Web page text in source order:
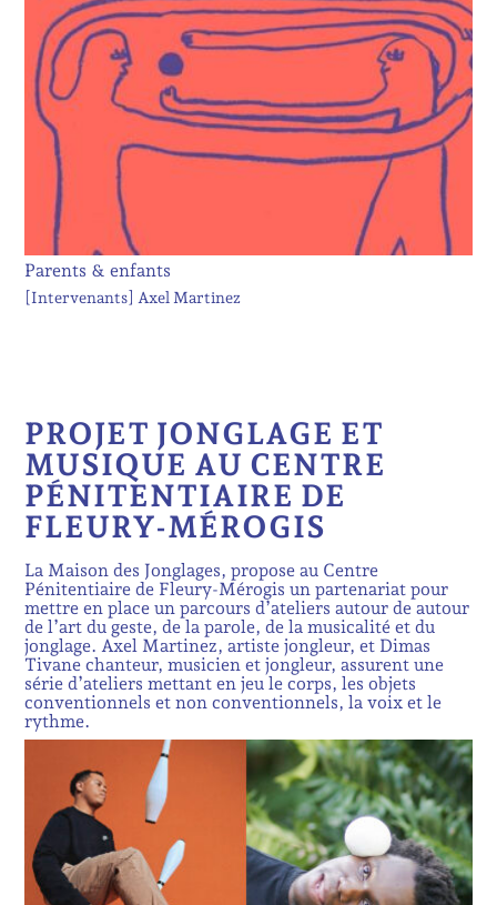
Parents & enfants
[Intervenants] Axel Martinez
PROJET JONGLAGE ET
MUSIQUE AU CENTRE
PÉNITENTIAIRE DE
FLEURY-MÉROGIS
La Maison des Jonglages, propose au Centre
Pénitentiaire de Fleury-Mérogis un partenariat pour
mettre en place un parcours d’ateliers autour de autour
de l’art du geste, de la parole, de la musicalité et du
jonglage. Axel Martinez, artiste jongleur, et Dimas
Tivane chanteur, musicien et jongleur, assurent une
série d’ateliers mettant en jeu le corps, les objets
conventionnels et non conventionnels, la voix et le
rythme.